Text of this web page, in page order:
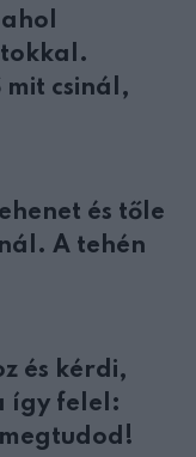
csinál,
és tőle
A tehén
és kérdi,
így felel: